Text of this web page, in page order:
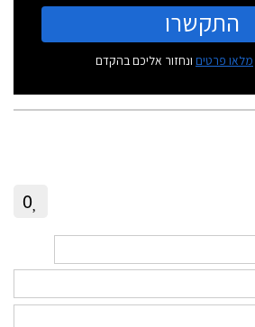
התקשרו
מלאו פרטים ונחזור אליכם בהקדם
0